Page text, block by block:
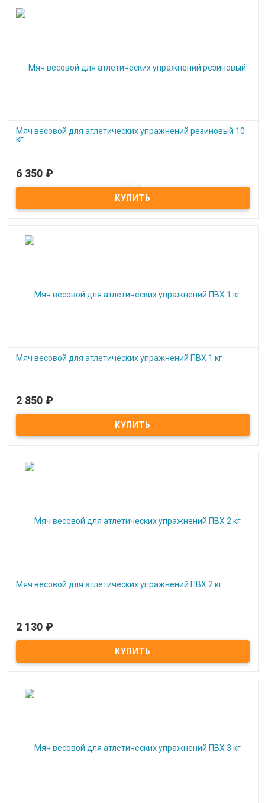
Мяч весовой для атлетических упражнений резиновый 10
кг
Под заказ
Мяч весовой для атлетических упражнений резиновый 10 кг
6 350 ₽
Мяч весовой для атлетических упражнений ПВХ 1 кг
Под заказ
Мяч весовой для атлетических упражнений ПВХ 1 кг
2 850 ₽
Мяч весовой для атлетических упражнений ПВХ 2 кг
Под заказ
Мяч весовой для атлетических упражнений ПВХ 2 кг
2 130 ₽